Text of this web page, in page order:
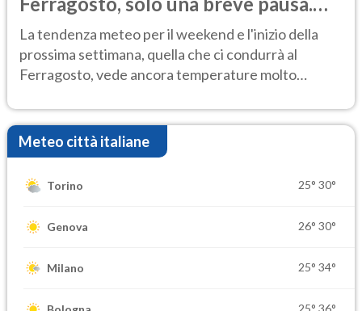
Ecco dove
La tendenza meteo per il weekend e l'inizio della
prossima settimana, quella che ci condurrà al
Ferragosto, vede ancora temperature molto
Meteo città italiane
Torino 25° 30°
Genova 26° 30°
Milano 25° 34°